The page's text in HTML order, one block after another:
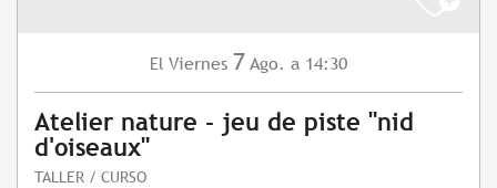
El Viernes 7 Ago. a 14:30
Atelier nature - jeu de piste "nid
d'oiseaux"
TALLER / CURSO